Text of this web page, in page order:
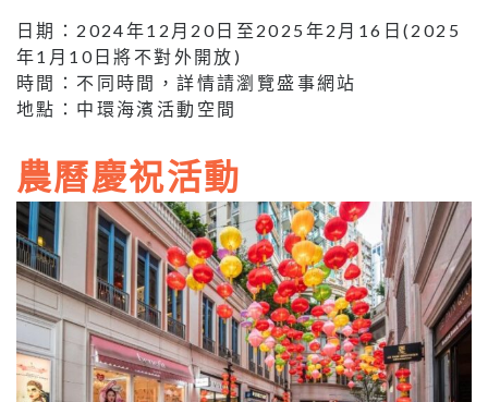
日期：2024年12月20日至2025年2月16日(2025
年1月10日將不對外開放)
時間：不同時間，詳情請瀏覽盛事網站
地點：中環海濱活動空間
農曆慶祝活動